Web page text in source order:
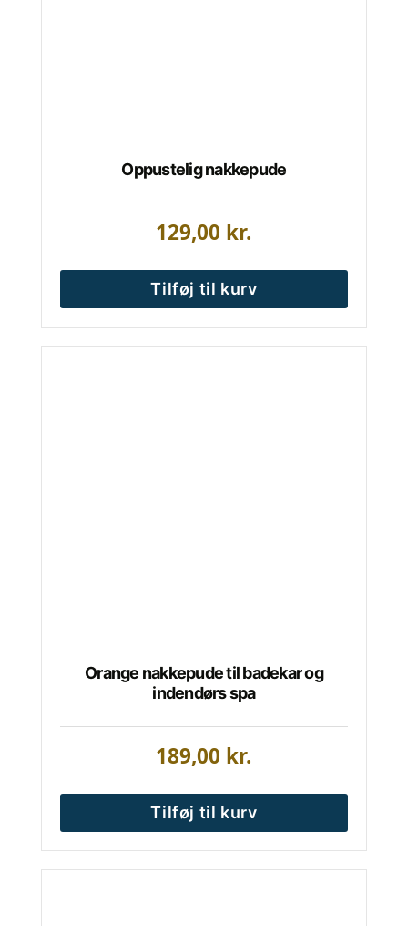
Oppustelig nakkepude
129,00 kr.
Tilføj til kurv
Orange nakkepude til badekar og
indendørs spa
189,00 kr.
Tilføj til kurv